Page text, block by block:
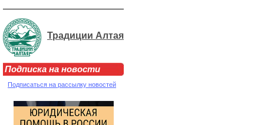
Традиции Алтая
Подписка на новости
Подписаться на рассылку новостей